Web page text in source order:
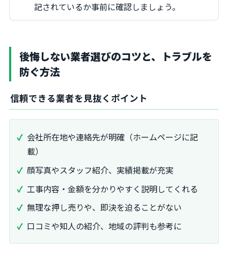
記されているか事前に確認しましょう。
後悔しない業者選びのコツと、トラブルを
防ぐ方法
信頼できる業者を見抜くポイント
会社所在地や連絡先が明確（ホームページに記
載）
顔写真やスタッフ紹介、実績掲載が充実
工事内容・金額を分かりやすく説明してくれる
無理な押し売りや、即決を迫ることがない
口コミや知人の紹介、地域の評判も参考に